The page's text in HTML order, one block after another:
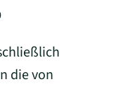
die von